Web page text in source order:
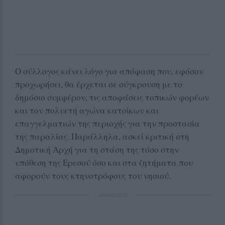
Ο σύλλογος κάνει λόγο για απόφαση που, εφόσον
προχωρήσει, θα έρχεται σε σύγκρουση με το
δημόσιο συμφέρον, τις αποφάσεις τοπικών φορέων
και τον πολυετή αγώνα κατοίκων και
επαγγελματιών της περιοχής για την προστασία
της παραλίας. Παράλληλα, ασκεί κριτική στη
Δημοτική Αρχή για τη στάση της τόσο στην
υπόθεση της Ερεσού όσο και στα ζητήματα που
αφορούν τους κτηνοτρόφους του νησιού.